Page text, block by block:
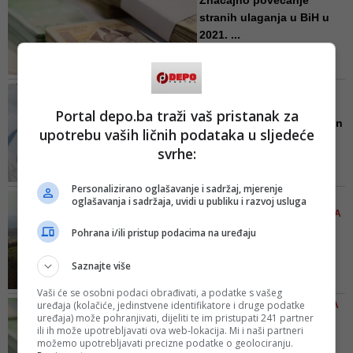
stranih ulaganja u BiH u
2021. ...
motivira da se nastavi raditi na
provođenju ekonomskih reformi u
državi, koje su neophodne ako se
Milijarder Richard Branson
i njegovi milioni u BiH...
prema podacima FIPA-e koji su
objavljeni i tokom odabira 16
tuzlanska kompanija broji 530
ISKORIŠTENA NEKRETNINA
TRGOVCA DIONICAMA ZIJADA
BLEKIĆA
Zijada Blekića iskorištena za
pranje 1,1 miliona KM iz NLB
Banke, a šest godina kasnije
preknjižena je u travničkoj
POVODOM SVJETSKOG DANA
ŠTEDNJE
Depoziti stanovništva u
Portal depo.ba traži vaš pristanak za
upotrebu vaših ličnih podataka u sljedeće
svrhe:
Personalizirano oglašavanje i sadržaj, mjerenje
oglašavanja i sadržaja, uvidi u publiku i razvoj usluga
Pohrana i/ili pristup podacima na uređaju
Saznajte više
Vaši će se osobni podaci obrađivati, a podatke s vašeg
uređaja (kolačiće, jedinstvene identifikatore i druge podatke
uređaja) može pohranjivati, dijeliti te im pristupati 241 partner
ili ih može upotrebljavati ova web-lokacija. Mi i naši partneri
možemo upotrebljavati precizne podatke o geolociranju.